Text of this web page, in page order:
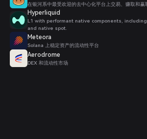
在银河系中最受欢迎的去中心化平台上交易、赚取和赢
Hyperliquid
L1 with performant native components,
and native spot.
Meteora
Solana 上稳定资产的流动性平台
Aerodrome
DEX 和流动性市场